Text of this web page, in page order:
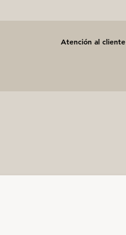
Atención al cliente